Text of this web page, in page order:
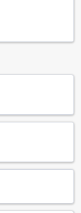
的な宿泊施設
を備えてお
ンは午後3時か
ゆったりとし
0歳から1歳の
用いただけま
、心温まるひ
ント施設
追求するため
います。ま
ロフェッショ
疲れた体を癒
ラピストによ
ランスを取り